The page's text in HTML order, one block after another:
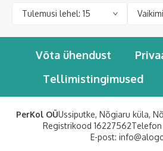
Võta ühendust
Tellimistingimused
PerKol OÜUssiputke, Nõgiaru küla,
Registrikood 16227562Telefon
E-post: